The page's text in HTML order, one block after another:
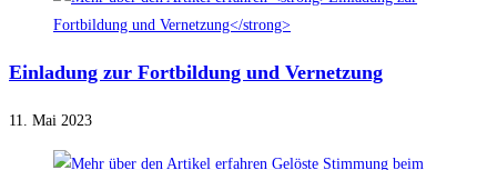
Einladung zur Fortbildung und Vernetzung
11. Mai 2023